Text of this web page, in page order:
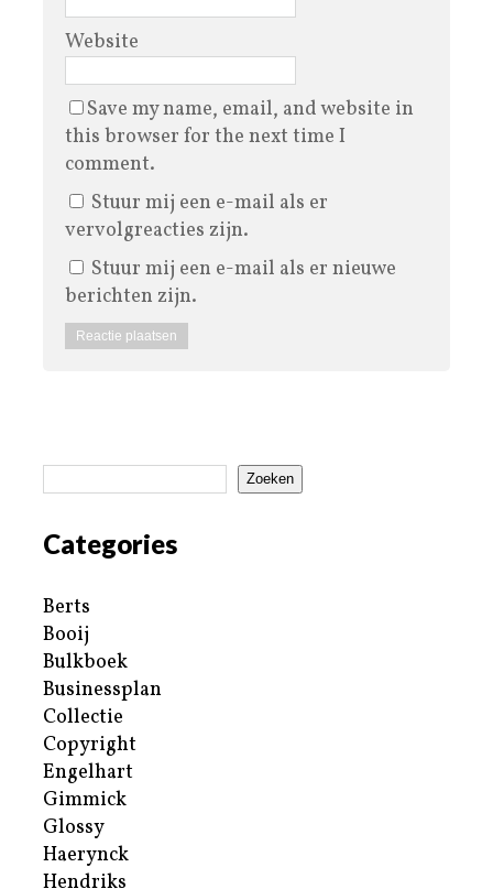
Website
Save my name, email, and website in
this browser for the next time I
comment.
Stuur mij een e-mail als er
vervolgreacties zijn.
Stuur mij een e-mail als er nieuwe
berichten zijn.
Zoeken
Categories
Berts
Booij
Bulkboek
Businessplan
Collectie
Copyright
Engelhart
Gimmick
Glossy
Haerynck
Hendriks